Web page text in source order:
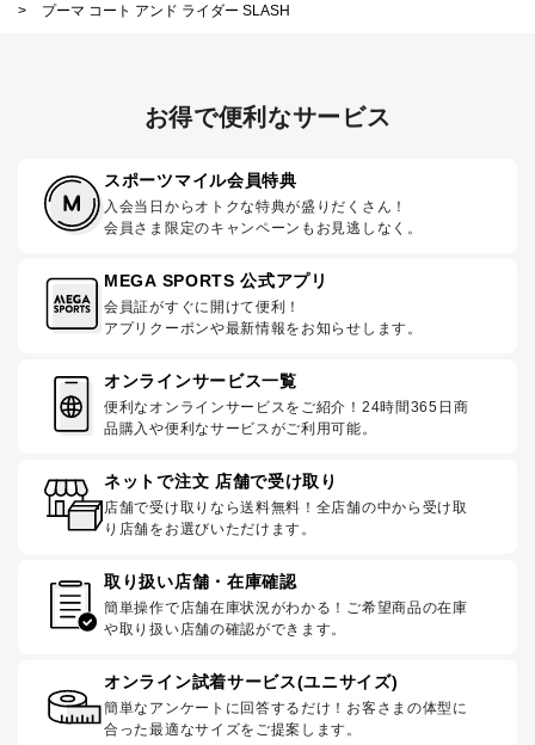
>
プーマ コート アンド ライダー SLASH
お得で便利なサービス
スポーツマイル会員特典
入会当日からオトクな特典が盛りだくさん！
会員さま限定のキャンペーンもお見逃しなく。
MEGA SPORTS 公式アプリ
会員証がすぐに開けて便利！
アプリクーポンや最新情報をお知らせします。
オンラインサービス一覧
便利なオンラインサービスをご紹介！24時間365日商
品購入や便利なサービスがご利用可能。
ネットで注文 店舗で受け取り
店舗で受け取りなら送料無料！全店舗の中から受け取
り店舗をお選びいただけます。
取り扱い店舗・在庫確認
簡単操作で店舗在庫状況がわかる！ご希望商品の在庫
や取り扱い店舗の確認ができます。
オンライン試着サービス(ユニサイズ)
簡単なアンケートに回答するだけ！お客さまの体型に
合った最適なサイズをご提案します。